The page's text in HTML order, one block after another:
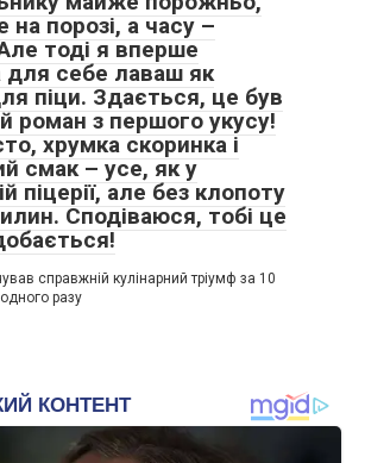
на порозі, а часу –
тоді я вперше
для себе лаваш як
піци. Здається, це був
роман з першого укусу!
хрумка скоринка і
смак – усе, як у
піцерії, але без клопоту
Сподіваюся, тобі це
справжній кулінарний тріумф за 10
разу